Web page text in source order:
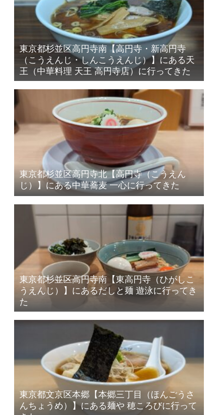
東京都杉並区高円寺南【高円寺・新高円寺
（こうえんじ・しんこうえんじ）】にある天
王（中華料理 天王 高円寺店）に行ってきた
東京都杉並区高円寺北【高円寺（こうえん
じ）】にある中華蕎麦 一心に行ってきた
東京都杉並区高円寺南【東高円寺（ひがしこ
うえんじ）】にあるだしと麺 遊泳に行ってき
た
東京都文京区本郷【本郷三丁目（ほんごうさ
んちょうめ）】にある麺や 穂ころびに行って